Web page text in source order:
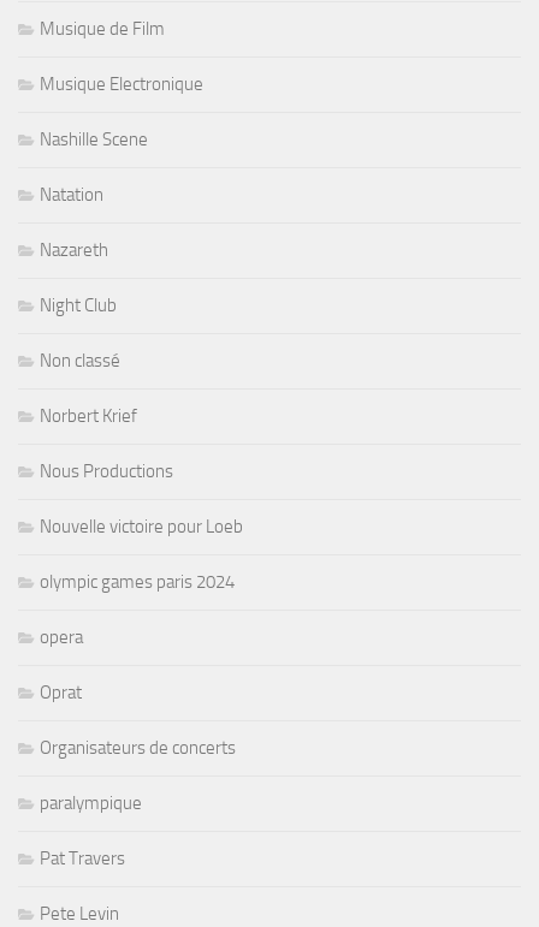
Musique de Film
Musique Electronique
Nashille Scene
Natation
Nazareth
Night Club
Non classé
Norbert Krief
Nous Productions
Nouvelle victoire pour Loeb
olympic games paris 2024
opera
Oprat
Organisateurs de concerts
paralympique
Pat Travers
Pete Levin